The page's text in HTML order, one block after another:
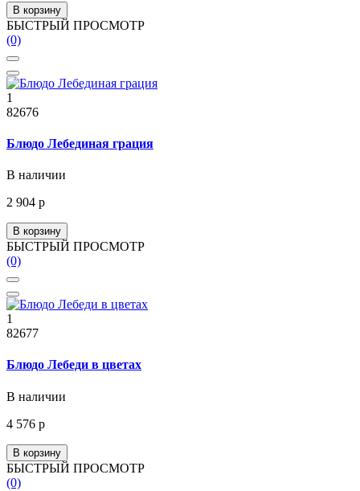
В корзину
БЫСТРЫЙ ПРОСМОТР
(0)
1
82676
Блюдо Лебединая грация
В наличии
2 904 р
В корзину
БЫСТРЫЙ ПРОСМОТР
(0)
1
82677
Блюдо Лебеди в цветах
В наличии
4 576 р
В корзину
БЫСТРЫЙ ПРОСМОТР
(0)